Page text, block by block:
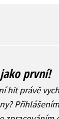
první!
hit právě